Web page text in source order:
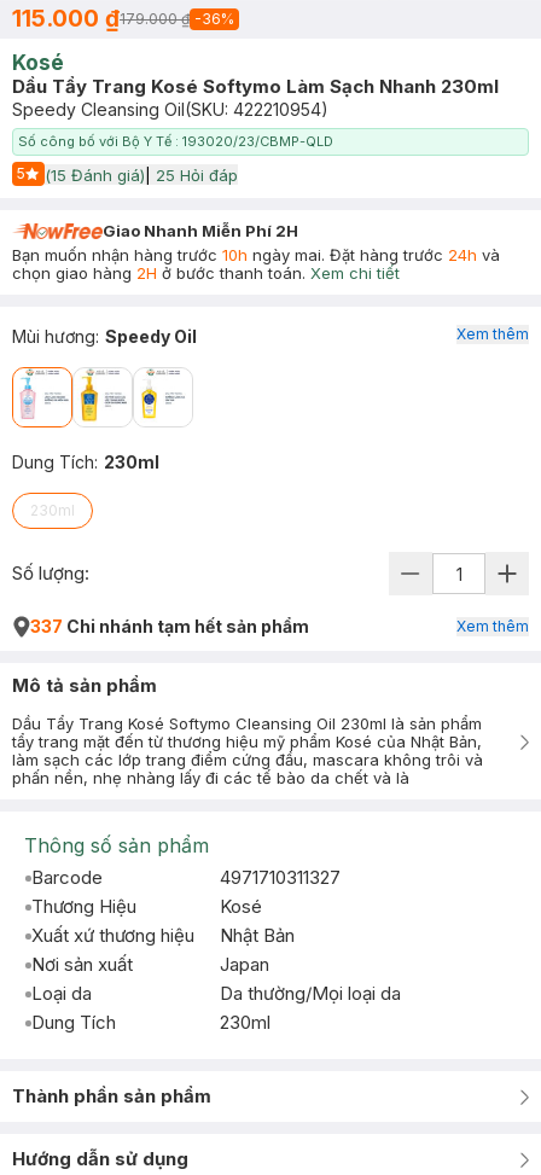
115.000 ₫179.000 ₫ -36%
Kosé
Dầu Tẩy Trang Kosé Softymo Làm Sạch Nhanh 230ml
Speedy Cleansing Oil(SKU: 422210954)
Số công bố với Bộ Y Tế : 193020/23/CBMP-QLD
5
Start Icon
(15 Đánh giá) 25 Hỏi đáp
Giao Nhanh Miễn Phí 2H
Bạn muốn nhận hàng trước 10h ngày mai. Đặt hàng trước 24h và
chọn giao hàng 2H ở bước thanh toán. Xem chi tiết
Mùi hương: Speedy Oil
Dung Tích: 230ml
230ml
Xem thêm
Số lượng:
337 Chi nhánh tạm hết sản phẩm Xem thêm
Mô tả sản phẩm
Dầu Tẩy Trang Kosé Softymo Cleansing Oil 230ml là sản phẩm
tẩy trang mặt đến từ thương hiệu mỹ phẩm Kosé của Nhật Bản,
làm sạch các lớp trang điểm cứng đầu, mascara không trôi và
phấn nền, nhẹ nhàng lấy đi các tế bào da chết và là
Thông số sản phẩm
Barcode
4971710311327
Thương Hiệu
Kosé
Xuất xứ thương hiệu
Nhật Bản
Nơi sản xuất
Japan
Loại da
Da thường/Mọi loại da
Dung Tích
230ml
Thành phần sản phẩm
Hướng dẫn sử dụng